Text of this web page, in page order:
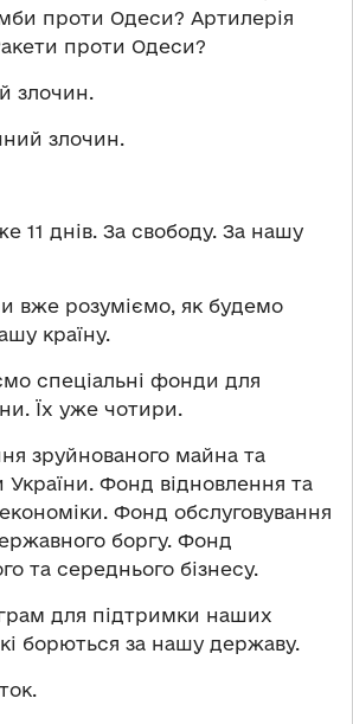
проти Одеси? Артилерія
проти Одеси?
злочин.
злочин.
11 днів. За свободу. За нашу
вже розуміємо, як будемо
країну.
спеціальні фонди для
Їх уже чотири.
зруйнованого майна та
України. Фонд відновлення та
Фонд обслуговування
боргу. Фонд
та середнього бізнесу.
для підтримки наших
борються за нашу державу.